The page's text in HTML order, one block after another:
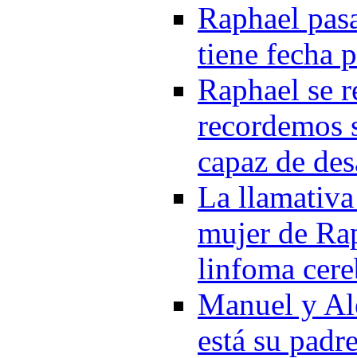
Raphael
tiene fecha
Raphael se
recordemos
capaz de
La
mujer de
linfoma
Manuel y
está su